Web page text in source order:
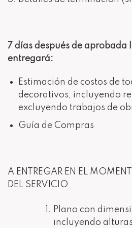
7 días después de aprobada
entregará:
Estimación de costos de
decorativos, incluyendo
excluyendo trabajos de
Guía de Compras
A ENTREGAR EN EL
DEL SERVICIO
Plano con
incluyendo